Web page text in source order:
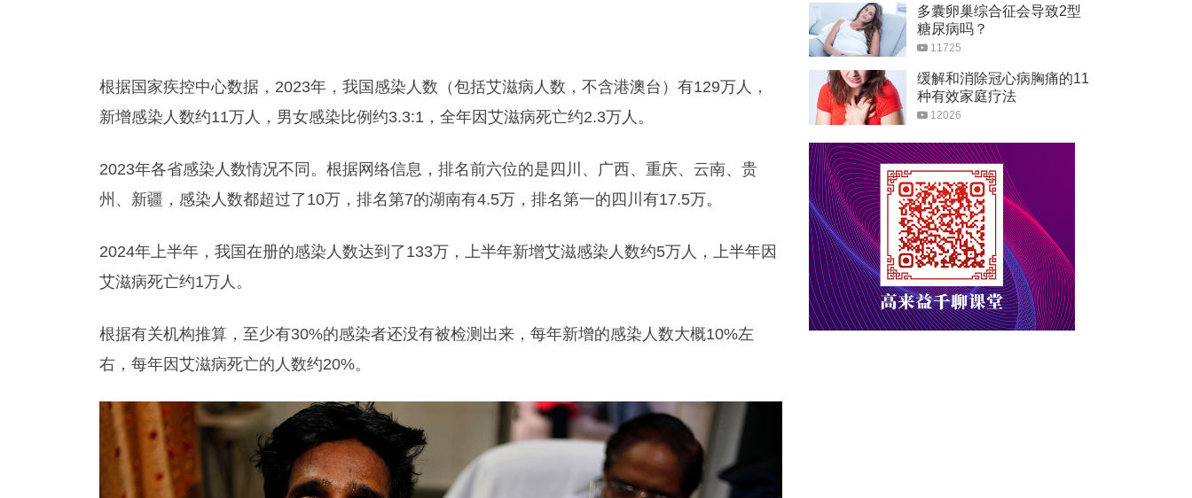
根据国家疾控中心数据，2023年，我国感染人数（包括艾滋病人数，不含港澳台）有129万人，
新增感染人数约11万人，男女感染比例约3.3:1，全年因艾滋病死亡约2.3万人。
2023年各省感染人数情况不同。根据网络信息，排名前六位的是四川、广西、重庆、云南、贵
州、新疆，感染人数都超过了10万，排名第7的湖南有4.5万，排名第一的四川有17.5万。
2024年上半年，我国在册的感染人数达到了133万，上半年新增艾滋感染人数约5万人，上半年因
艾滋病死亡约1万人。
根据有关机构推算，至少有30%的感染者还没有被检测出来，每年新增的感染人数大概10%左
右，每年因艾滋病死亡的人数约20%。
多囊卵巢综合征会导致2型
糖尿病吗？
11725
缓解和消除冠心病胸痛的11
种有效家庭疗法
12026